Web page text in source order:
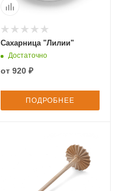
Сахарница "Лилии"
Достаточно
от 920 ₽
ПОДРОБНЕЕ